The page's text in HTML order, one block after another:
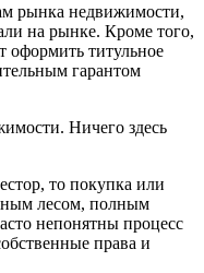
рынка недвижимости,
на рынке. Кроме того,
оформить титульное
гарантом
Ничего здесь
то покупка или
лесом, полным
непонятны процесс
права и